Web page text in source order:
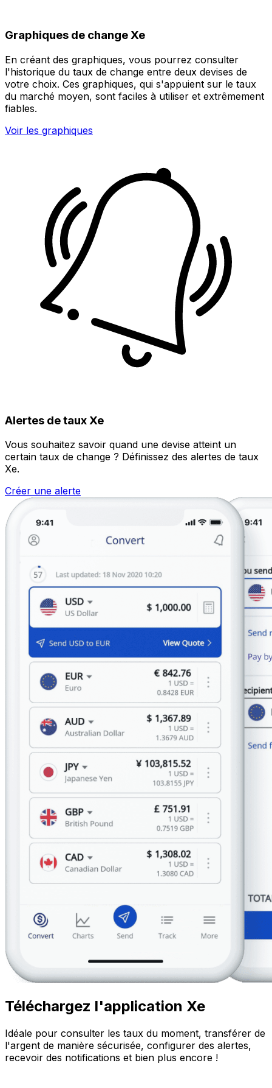
Graphiques de change Xe
En créant des graphiques, vous pourrez consulter
l'historique du taux de change entre deux devises de
votre choix. Ces graphiques, qui s'appuient sur le taux
du marché moyen, sont faciles à utiliser et extrêmement
fiables.
Voir les graphiques
Alertes de taux Xe
Vous souhaitez savoir quand une devise atteint un
certain taux de change ? Définissez des alertes de taux
Xe.
Créer une alerte
Téléchargez l'application Xe
Idéale pour consulter les taux du moment, transférer de
l'argent de manière sécurisée, configurer des alertes,
recevoir des notifications et bien plus encore !